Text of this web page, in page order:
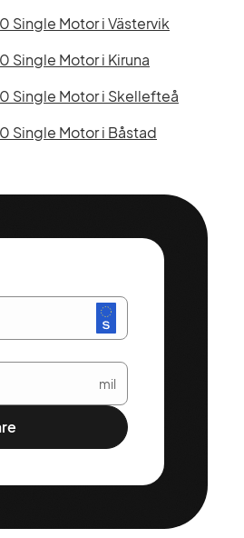
Single Motor i Västervik
Single Motor i Kiruna
Single Motor i Skellefteå
Single Motor i Båstad
mil